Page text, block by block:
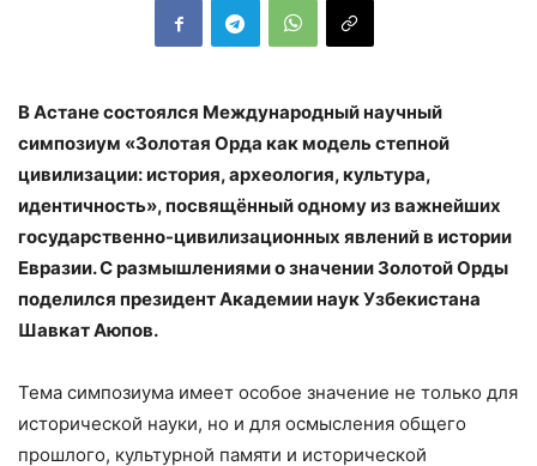
В Астане состоялся Международный научный
симпозиум «Золотая Орда как модель степной
цивилизации: история, археология, культура,
идентичность», посвящённый одному из важнейших
государственно-цивилизационных явлений в истории
Евразии. С размышлениями о значении Золотой Орды
поделился президент Академии наук Узбекистана
Шавкат Аюпов.
Тема симпозиума имеет особое значение не только для
исторической науки, но и для осмысления общего
прошлого, культурной памяти и исторической